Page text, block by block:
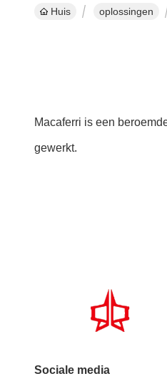
Huis oplossingen
Macaferri is een
gewerkt.
Sociale media